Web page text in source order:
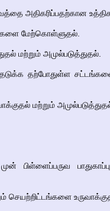
அதிகரிப்பதற்கான
மேற்கொள்ளுதல்.
மற்றும் அமுல்படுத்துதல்.
தற்போதுள்ள
மற்றும்
செயற்றிட்டங்களை